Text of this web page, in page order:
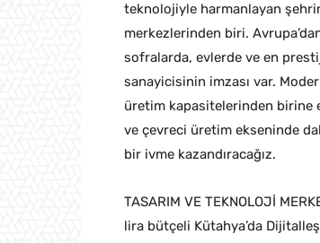
teknolojiyle harmanlayan
merkezlerinden biri.
sofralarda, evlerde ve en
sanayicisinin imzası var.
üretim kapasitelerinden birine
ve çevreci üretim ekseninde
bir ivme kazandıracağız.
TASARIM VE TEKNOLOJİ
lira bütçeli Kütahya’da